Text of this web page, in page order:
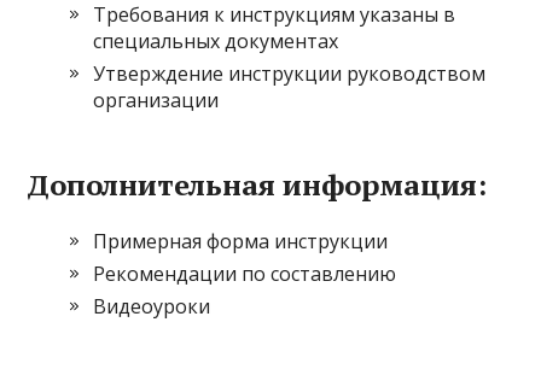
Требования к инструкциям указаны в
специальных документах
Утверждение инструкции руководством
организации
Дополнительная информация:
Примерная форма инструкции
Рекомендации по составлению
Видеоуроки